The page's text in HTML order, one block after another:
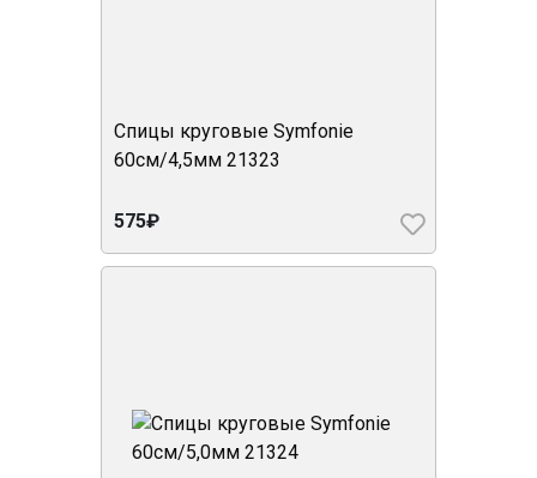
Спицы круговые Symfonie
60см/4,5мм 21323
575₽